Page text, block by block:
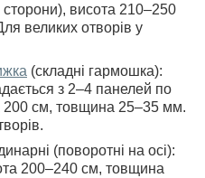
сторони), висота 210–250
великих отворів у
(складні гармошка):
з 2–4 панелей по
200 см, товщина 25–35 мм.
(поворотні на осі):
200–240 см, товщина